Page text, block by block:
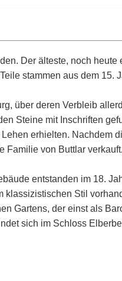
Der älteste, noch
stammen aus dem 15.
über deren Verbleib
Steine mit Inschriften
erhielten. Nachdem
Familie von Buttlar verkauft.
entstanden im 18.
Stil
Gartens, der einst als
sich im Schloss